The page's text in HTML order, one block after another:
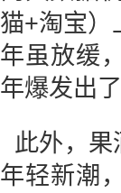
猫+淘宝）
年虽放缓
年爆发出
此外，
年轻新潮